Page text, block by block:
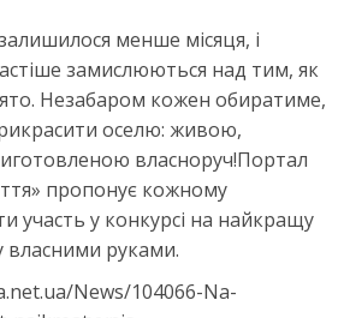
менше місяця, і
замислюються над тим, як
Незабаром кожен обиратиме,
оселю: живою,
власноруч!Портал
пропонує кожному
участь у конкурсі на найкращу
власними руками.
News/104066-Na-